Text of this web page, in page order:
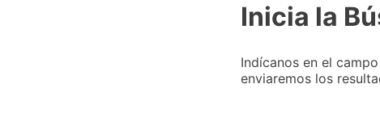
Inicia la
Indícanos en el
enviaremos los